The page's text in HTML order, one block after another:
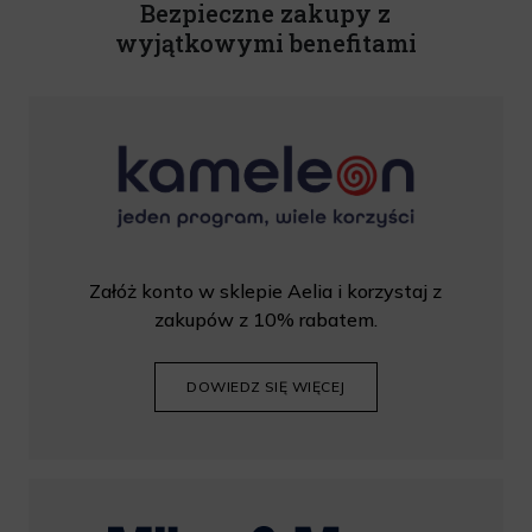
Bezpieczne zakupy z
wyjątkowymi benefitami
Załóż konto w sklepie Aelia i korzystaj z
zakupów z 10% rabatem.
DOWIEDZ SIĘ WIĘCEJ